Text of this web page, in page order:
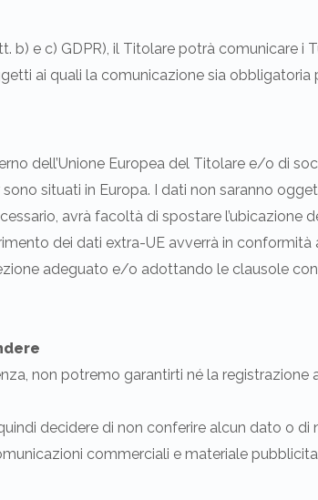
b) e c) GDPR), il Titolare potrà comunicare i
ai quali la comunicazione sia obbligatoria
dell’Unione Europea del Titolare e/o di
situati in Europa. I dati non saranno
avrà facoltà di spostare l’ubicazione
dei dati extra-UE avverrà in
adeguato e/o adottando le clausole
non potremo garantirti né la registrazione
decidere di non conferire alcun dato o
commerciali e materiale